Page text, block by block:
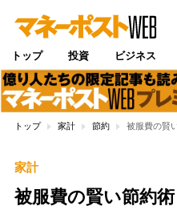
トップ 投資 ビジネス
トップ 家計 節約 被服費の賢
家計
被服費の賢い節約